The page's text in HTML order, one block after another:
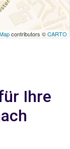
contributors ©CARTO
Ihre